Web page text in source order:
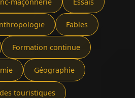
Fables
Formation continue
Géographie
touristiques